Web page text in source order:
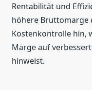
Rentabilität und
höhere Bruttomarge
Kostenkontrolle hin,
Marge auf
hinweist.